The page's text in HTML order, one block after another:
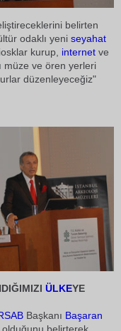
belirten
odaklı yeni seyahat
kurup, internet ve
müze ve ören yerleri
düzenleyeceğiz"
ÜLKEYE
Başkanı Başaran